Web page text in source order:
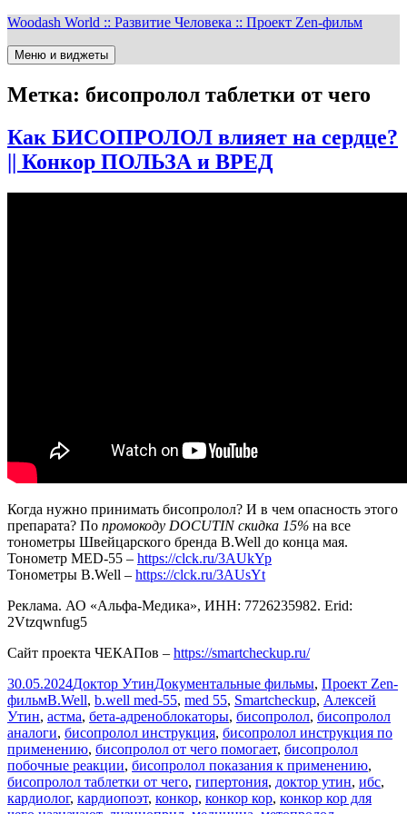
Перейти
содержимому
Woodash World :: Развитие Человека :: Проект Zen-фильм
Меню и виджеты
Метка: бисопролол таблетки от чего
Как БИСОПРОЛОЛ влияет на сердце?
|| Конкор ПОЛЬЗА и ВРЕД
Когда нужно принимать бисопролол? И в чем опасность этого
препарата? По промокоду DOCUTIN скидка 15% на все
тонометры Швейцарского бренда B.Well до конца мая.
Тонометр МЕD-55 – https://clck.ru/3AUkYp
Тонометры B.Well – https://clck.ru/3AUsYt
Реклама. АО «Альфа-Медика», ИНН: 7726235982. Erid:
2Vtzqwnfug5
Сайт проекта ЧЕКАПов – https://smartcheckup.ru/
Опубликовано
30.05.2024Автор
Доктор УтинРубрики
Документальные фильмы, Проект Zen-
фильмМетки
B.Well, b.well med-55, med 55, Smartcheckup, Алексей
Утин, астма, бета-адреноблокаторы, бисопролол, бисопролол
аналоги, бисопролол инструкция, бисопролол инструкция по
применению, бисопролол от чего помогает, бисопролол
побочные реакции, бисопролол показания к применению,
бисопролол таблетки от чего, гипертония, доктор утин, ибс,
кардиолог, кардиопоэт, конкор, конкор кор, конкор кор для